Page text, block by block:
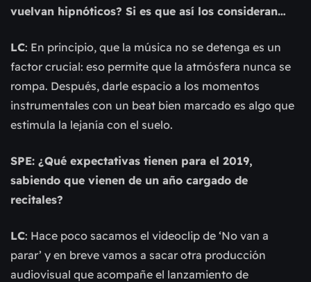
vuelvan hipnóticos? Si es que así los consideran…
LC: En principio, que la música no se detenga es un
factor crucial: eso permite que la atmósfera nunca se
rompa. Después, darle espacio a los momentos
instrumentales con un beat bien marcado es algo que
estimula la lejanía con el suelo.
SPE: ¿Qué expectativas tienen para el 2019,
sabiendo que vienen de un año cargado de
recitales?
LC: Hace poco sacamos el videoclip de ‘No van a
parar’ y en breve vamos a sacar otra producción
audiovisual que acompañe el lanzamiento de